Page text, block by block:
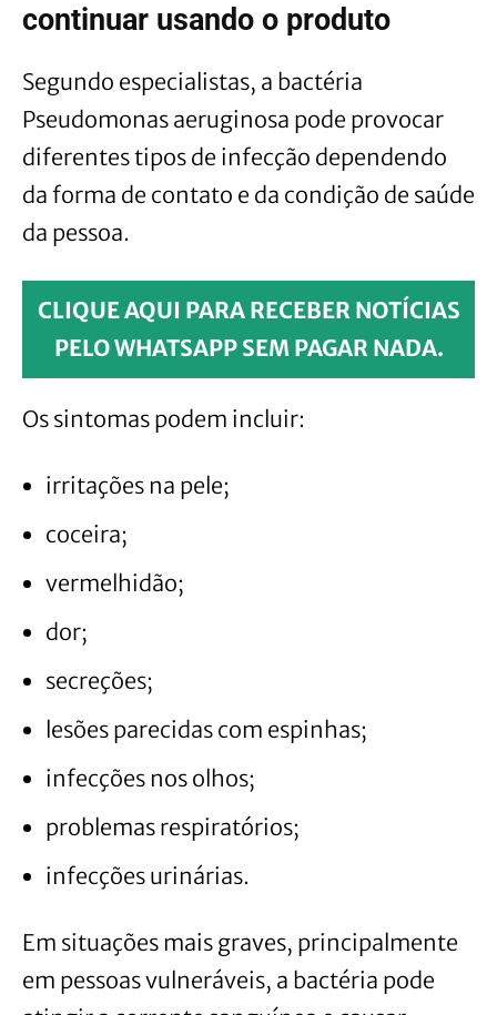
continuar usando o produto
Segundo especialistas, a bactéria
Pseudomonas aeruginosa pode provocar
diferentes tipos de infecção dependendo
da forma de contato e da condição de saúde
da pessoa.
CLIQUE AQUI PARA RECEBER NOTÍCIAS
PELO WHATSAPP SEM PAGAR NADA.
Os sintomas podem incluir:
irritações na pele;
coceira;
vermelhidão;
dor;
secreções;
lesões parecidas com espinhas;
infecções nos olhos;
problemas respiratórios;
infecções urinárias.
Em situações mais graves, principalmente
em pessoas vulneráveis, a bactéria pode